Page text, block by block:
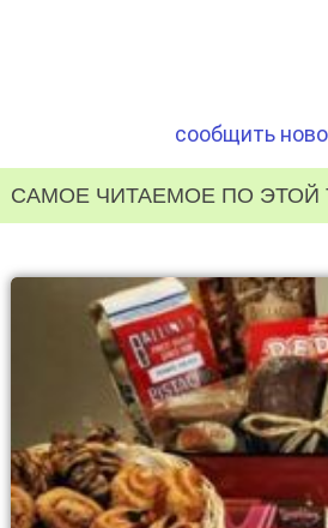
сообщить
САМОЕ ЧИТАЕМОЕ ПО ЭТОЙ